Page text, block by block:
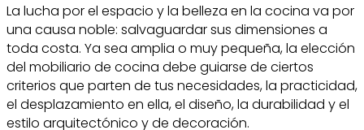
La lucha por el espacio y la belleza en la cocina va por
una causa noble: salvaguardar sus dimensiones a
toda costa. Ya sea amplia o muy pequeña, la elección
del mobiliario de cocina debe guiarse de ciertos
criterios que parten de tus necesidades, la practicidad,
el desplazamiento en ella, el diseño, la durabilidad y el
estilo arquitectónico y de decoración.